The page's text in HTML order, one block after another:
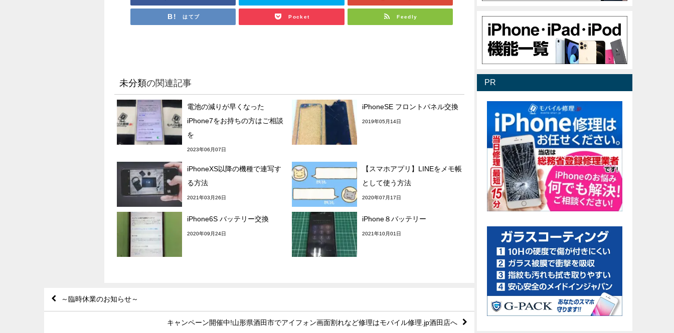
はてブ Pocket Feedly
未分類の関連記事
電池の減りが早くなった
iPhone7をお持ちの方はご相談
を
2023年06月07日
iPhoneSE フロントパネル交換
2019年05月14日
iPhoneXS以降の機種で連写す
る方法
2021年03月26日
【スマホアプリ】LINEをメモ帳
として使う方法
2020年07月17日
iPhone6S バッテリー交換
2020年09月24日
iPhone８バッテリー
2021年10月01日
～臨時休業のお知らせ～
キャンペーン開催中!山形県酒田市でアイフォン画面割れなど修理はモバイル修理.jp酒田店へ
PR